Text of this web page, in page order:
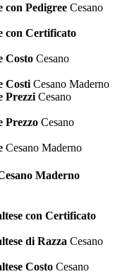
con Pedigree Cesano
con Certificato
Costo Cesano
Costi Cesano Maderno
Prezzi Cesano
Prezzo Cesano
Cesano Maderno
Maderno
con Certificato
di Razza Cesano
Costo Cesano